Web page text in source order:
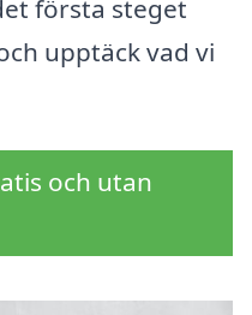
första steget
upptäck vad vi
och utan